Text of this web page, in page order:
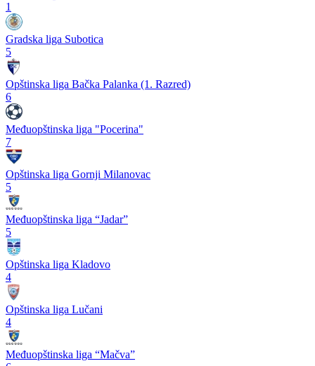
1
Gradska liga Subotica
5
Opštinska liga Bačka Palanka (1. Razred)
6
Međuopštinska liga "Pocerina"
7
Opštinska liga Gornji Milanovac
5
Međuopštinska liga “Jadar”
5
Opštinska liga Kladovo
4
Opštinska liga Lučani
4
Međuopštinska liga “Mačva”